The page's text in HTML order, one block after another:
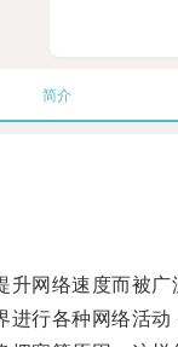
简介
网络速度而被广
行各种网络活动